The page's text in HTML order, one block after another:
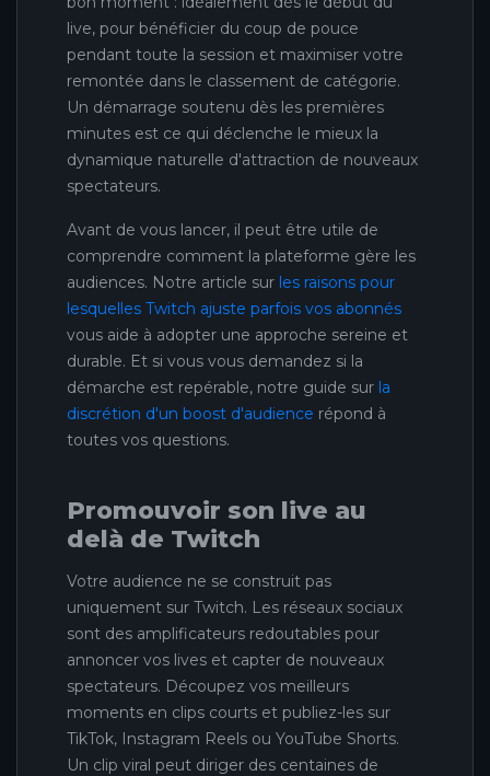
live, pour bénéficier du coup de pouce
pendant toute la session et maximiser votre
remontée dans le classement de catégorie.
Un démarrage soutenu dès les premières
minutes est ce qui déclenche le mieux la
dynamique naturelle d'attraction de nouveaux
spectateurs.
Avant de vous lancer, il peut être utile de
comprendre comment la plateforme gère les
audiences. Notre article sur les raisons pour
lesquelles Twitch ajuste parfois vos abonnés
vous aide à adopter une approche sereine et
durable. Et si vous vous demandez si la
démarche est repérable, notre guide sur la
discrétion d'un boost d'audience répond à
toutes vos questions.
Promouvoir son live au
delà de Twitch
Votre audience ne se construit pas
uniquement sur Twitch. Les réseaux sociaux
sont des amplificateurs redoutables pour
annoncer vos lives et capter de nouveaux
spectateurs. Découpez vos meilleurs
moments en clips courts et publiez-les sur
TikTok, Instagram Reels ou YouTube Shorts.
Un clip viral peut diriger des centaines de